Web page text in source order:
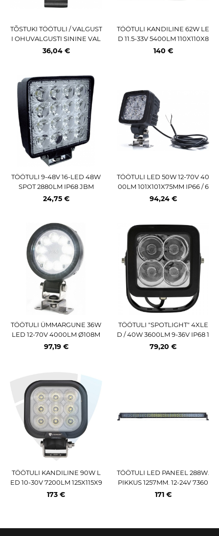
TÕSTUKI TÖÖTULI / VALGUST
I OHUVALGUSTI SININE VAL
GUS 10-60V. IP67 JBM
36,04 €
TÖÖTULI KANDILINE 62W LE
D 11.5-33V 5400LM 110X110X8
5MM
140 €
TÖÖTULI 9-48V 16-LED 48W
SPOT 2880LM IP68 JBM
24,75 €
TÖÖTULI LED 50W 12-70V 40
00LM 101X101X75MM IP66 / 6
8
94,24 €
TÖÖTULI ÜMMARGUNE 36W
LED 12-70V 4000LM Ø108M
M
97,19 €
TÖÖTULI "SPOTLIGHT" 4XLE
D / 40W 3600LM 9-36V IP68 1
18X123X87MM JBM
79,20 €
TÖÖTULI KANDILINE 90W L
ED 10-30V 7200LM 125X115X9
1MM
173 €
TÖÖTULI LED PANEEL 288W.
PIKKUS 1257MM. 12-24V 7360
LM-21120LM S / C
171 €